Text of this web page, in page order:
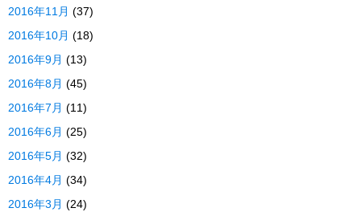
2016年11月 (37)
2016年10月 (18)
2016年9月 (13)
2016年8月 (45)
2016年7月 (11)
2016年6月 (25)
2016年5月 (32)
2016年4月 (34)
2016年3月 (24)